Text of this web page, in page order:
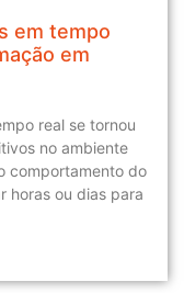
em tempo
em
real se tornou
no ambiente
comportamento do
horas ou dias para